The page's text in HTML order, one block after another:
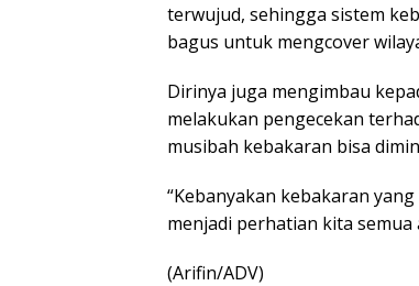
terwujud, sehingga sistem
bagus untuk mengcover
Dirinya juga mengimbau
melakukan pengecekan
musibah kebakaran bisa
“Kebanyakan kebakaran
menjadi perhatian kita
(Arifin/ADV)